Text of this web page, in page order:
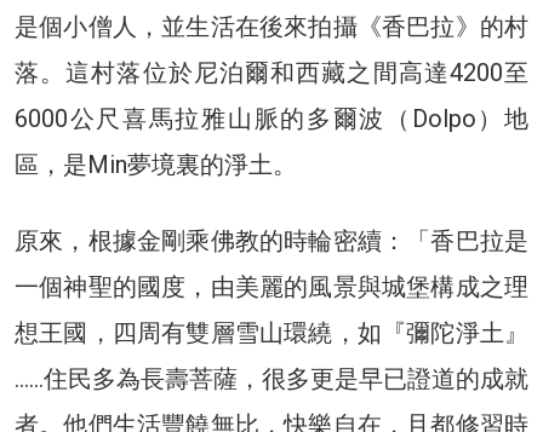
是個小僧人，並生活在後來拍攝《香巴拉》的村
落。這村落位於尼泊爾和西藏之間高達4200至
6000公尺喜馬拉雅山脈的多爾波（Dolpo）地
區，是Min夢境裏的淨土。
原來，根據金剛乘佛教的時輪密續：「香巴拉是
一個神聖的國度，由美麗的風景與城堡構成之理
想王國，四周有雙層雪山環繞，如『彌陀淨土』
……住民多為長壽菩薩，很多更是早已證道的成就
者。他們生活豐饒無比，快樂自在，且都修習時